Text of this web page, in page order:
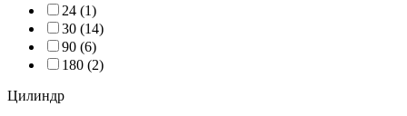
24 (1)
30 (14)
90 (6)
180 (2)
Цилиндр